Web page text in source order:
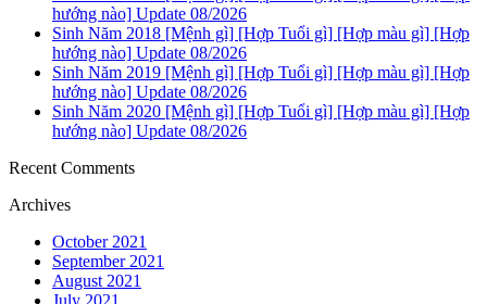
#1 Download Timelie – Hell Loop-GOG mới cập nhật
Update 08/2026